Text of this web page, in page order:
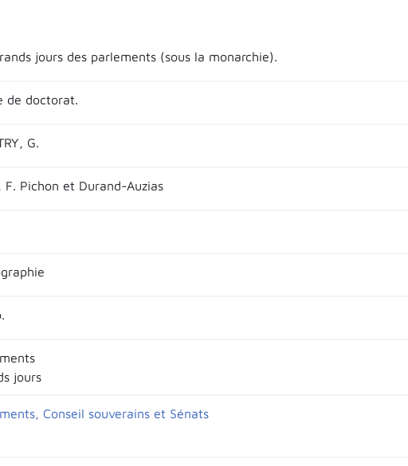
jours des parlements (sous la monarchie).
de doctorat.
G.
F. Pichon et Durand-Auzias
jours
Conseil souverains et Sénats